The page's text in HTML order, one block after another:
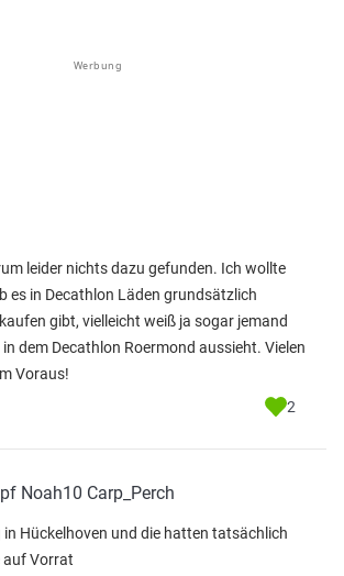
Werbung
leider nichts dazu gefunden. Ich wollte
es in Decathlon Läden grundsätzlich
gibt, vielleicht weiß ja sogar jemand
dem Decathlon Roermond aussieht. Vielen
Voraus!
2
Noah10 Carp_Perch
in Hückelhoven und die hatten tatsächlich
auf Vorrat